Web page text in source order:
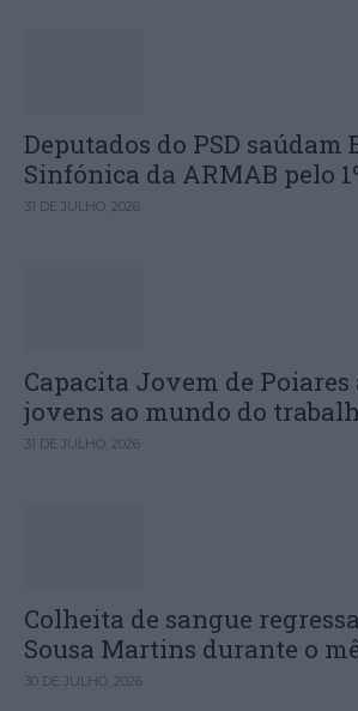
Deputados do PSD saúdam
Sinfónica da ARMAB pelo
31 DE JULHO, 2026
Capacita Jovem de
jovens ao mundo do
31 DE JULHO, 2026
Colheita de sangue
Sousa Martins durante o
30 DE JULHO, 2026